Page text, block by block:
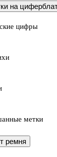
на
цифры
метки
ремня